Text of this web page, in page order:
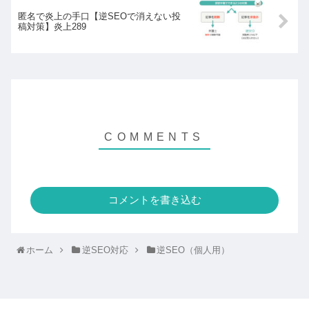
匿名で炎上の手口【逆SEOで消えない投
稿対策】炎上289
コメントを書き込む
ホーム 逆SEO対応 逆SEO（個人用）